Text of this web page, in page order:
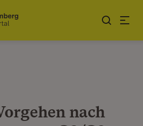
nach